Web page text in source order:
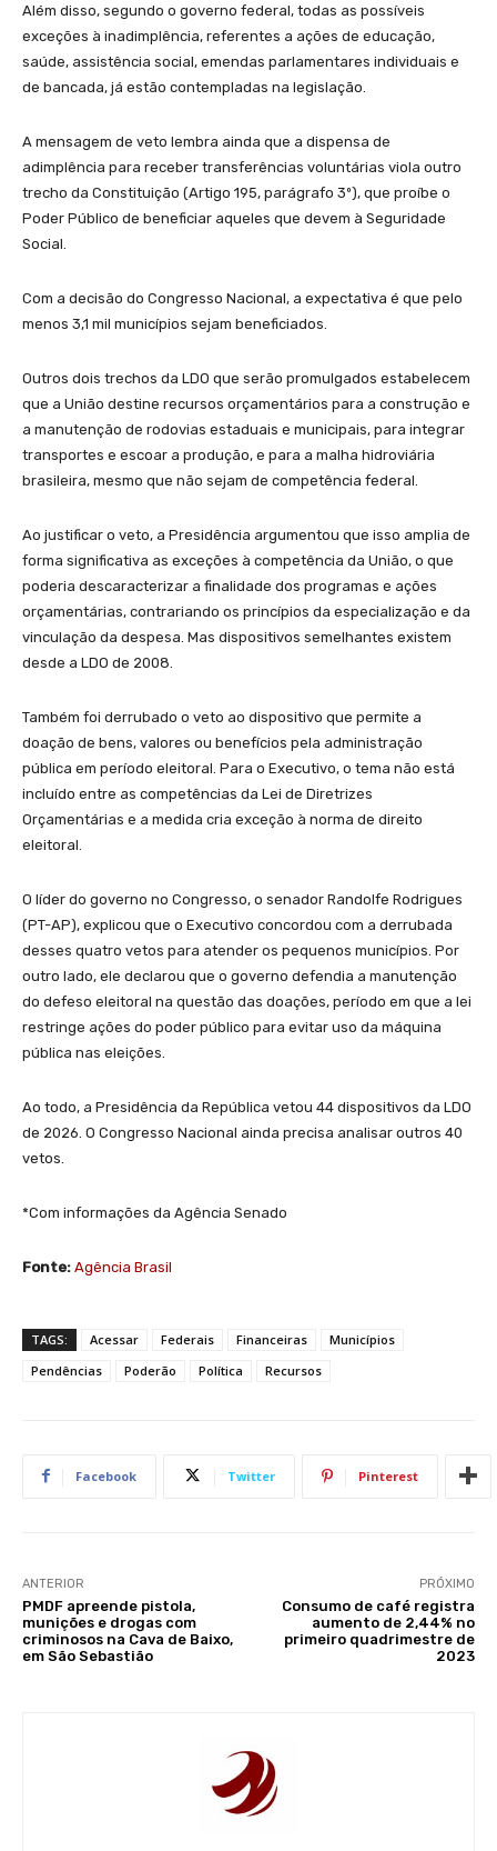
Além disso, segundo o governo federal, todas as possíveis
exceções à inadimplência, referentes a ações de educação,
saúde, assistência social, emendas parlamentares individuais e
de bancada, já estão contempladas na legislação.
A mensagem de veto lembra ainda que a dispensa de
adimplência para receber transferências voluntárias viola outro
trecho da Constituição (Artigo 195, parágrafo 3º), que proíbe o
Poder Público de beneficiar aqueles que devem à Seguridade
Social.
Com a decisão do Congresso Nacional, a expectativa é que pelo
menos 3,1 mil municípios sejam beneficiados.
Outros dois trechos da LDO que serão promulgados estabelecem
que a União destine recursos orçamentários para a construção e
a manutenção de rodovias estaduais e municipais, para integrar
transportes e escoar a produção, e para a malha hidroviária
brasileira, mesmo que não sejam de competência federal.
Ao justificar o veto, a Presidência argumentou que isso amplia de
forma significativa as exceções à competência da União, o que
poderia descaracterizar a finalidade dos programas e ações
orçamentárias, contrariando os princípios da especialização e da
vinculação da despesa. Mas dispositivos semelhantes existem
desde a LDO de 2008.
Também foi derrubado o veto ao dispositivo que permite a
doação de bens, valores ou benefícios pela administração
pública em período eleitoral. Para o Executivo, o tema não está
incluído entre as competências da Lei de Diretrizes
Orçamentárias e a medida cria exceção à norma de direito
eleitoral.
O líder do governo no Congresso, o senador Randolfe Rodrigues
(PT-AP), explicou que o Executivo concordou com a derrubada
desses quatro vetos para atender os pequenos municípios. Por
outro lado, ele declarou que o governo defendia a manutenção
do defeso eleitoral na questão das doações, período em que a lei
restringe ações do poder público para evitar uso da máquina
pública nas eleições.
Ao todo, a Presidência da República vetou 44 dispositivos da LDO
de 2026. O Congresso Nacional ainda precisa analisar outros 40
vetos.
*Com informações da Agência Senado
Fonte: Agência Brasil
TAGS: Acessar Federais Financeiras
Municípios
Pendências
Poderão Política Recursos
Facebook Twitter Pinterest
ANTERIOR
PMDF apreende pistola,
munições e drogas com
criminosos na Cava de Baixo,
em São Sebastião
PRÓXIMO
Consumo de café registra
aumento de 2,44% no
primeiro quadrimestre de
2023